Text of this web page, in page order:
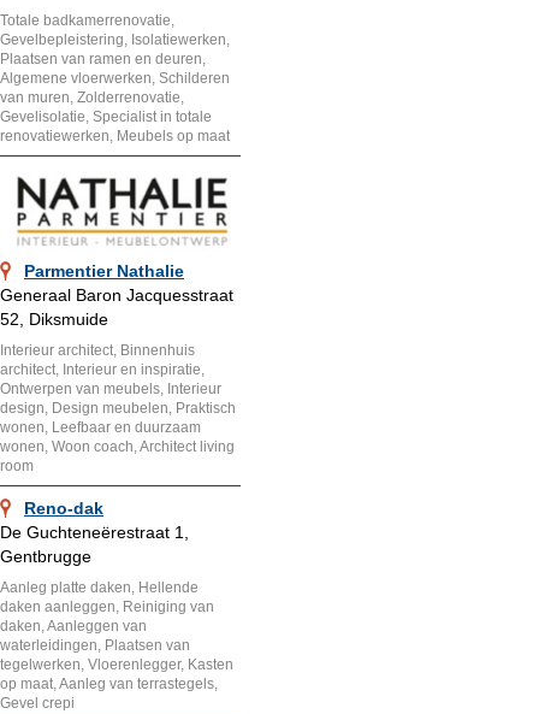
Totale badkamerrenovatie,
Gevelbepleistering, Isolatiewerken,
Plaatsen van ramen en deuren,
Algemene vloerwerken, Schilderen
van muren, Zolderrenovatie,
Gevelisolatie, Specialist in totale
renovatiewerken, Meubels op maat
Parmentier Nathalie
Generaal Baron Jacquesstraat
52, Diksmuide
Interieur architect, Binnenhuis
architect, Interieur en inspiratie,
Ontwerpen van meubels, Interieur
design, Design meubelen, Praktisch
wonen, Leefbaar en duurzaam
wonen, Woon coach, Architect living
room
Reno-dak
De Guchteneërestraat 1,
Gentbrugge
Aanleg platte daken, Hellende
daken aanleggen, Reiniging van
daken, Aanleggen van
waterleidingen, Plaatsen van
tegelwerken, Vloerenlegger, Kasten
op maat, Aanleg van terrastegels,
Gevel crepi